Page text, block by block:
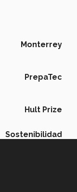
Monterrey
PrepaTec
Hult Prize
Sostenibilidad